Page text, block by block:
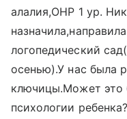
алалия,ОНР 1 ур.
логопедический
осенью).У нас была
ключицы.Может это
психологии